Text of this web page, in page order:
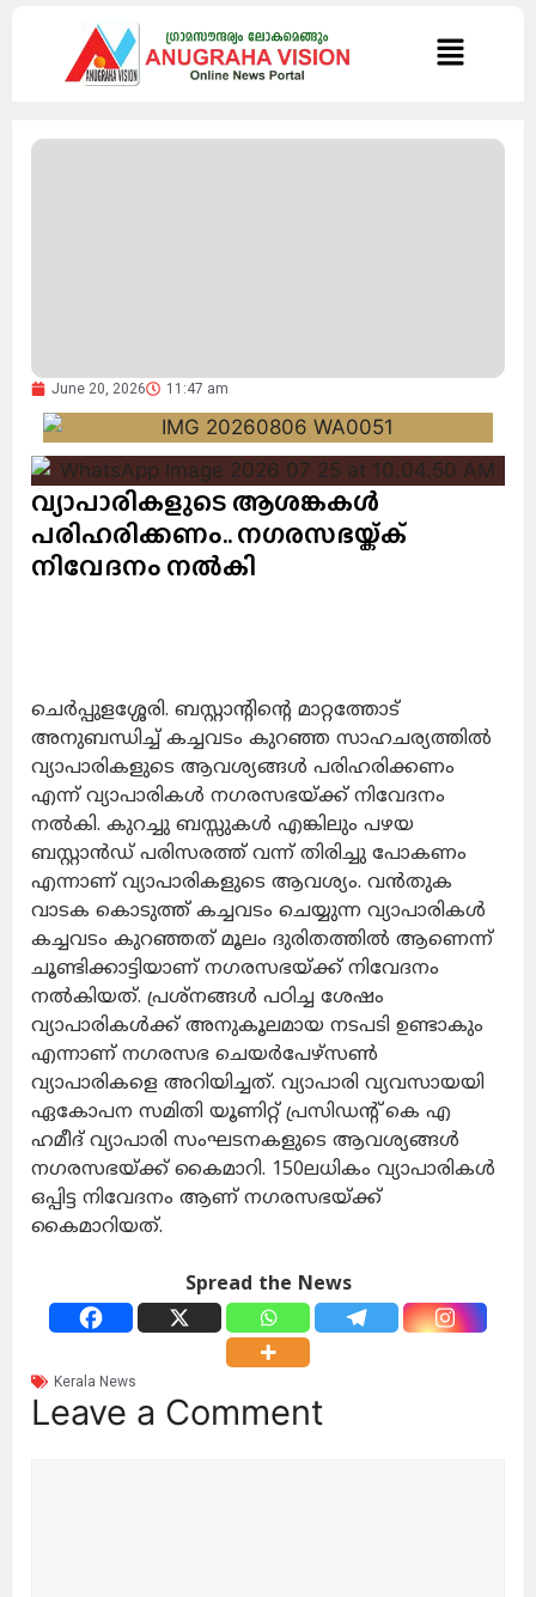
June 20, 2026 11:47 am
വ്യാപാരികളുടെ ആശങ്കകൾ
പരിഹരിക്കണം.. നഗരസഭയ്ക്ക്
നിവേദനം നൽകി
ചെർപ്പുളശ്ശേരി. ബസ്റ്റാന്റിന്റെ മാറ്റത്തോട്
അനുബന്ധിച്ച് കച്ചവടം കുറഞ്ഞ സാഹചര്യത്തിൽ
വ്യാപാരികളുടെ ആവശ്യങ്ങൾ പരിഹരിക്കണം
എന്ന് വ്യാപാരികൾ നഗരസഭയ്ക്ക് നിവേദനം
നൽകി. കുറച്ചു ബസ്സുകൾ എങ്കിലും പഴയ
ബസ്റ്റാൻഡ് പരിസരത്ത് വന്ന് തിരിച്ചു പോകണം
എന്നാണ് വ്യാപാരികളുടെ ആവശ്യം. വൻതുക
വാടക കൊടുത്ത് കച്ചവടം ചെയ്യുന്ന വ്യാപാരികൾ
കച്ചവടം കുറഞ്ഞത് മൂലം ദുരിതത്തിൽ ആണെന്ന്
ചൂണ്ടിക്കാട്ടിയാണ് നഗരസഭയ്ക്ക് നിവേദനം
നൽകിയത്. പ്രശ്നങ്ങൾ പഠിച്ച ശേഷം
വ്യാപാരികൾക്ക് അനുകൂലമായ നടപടി ഉണ്ടാകും
എന്നാണ് നഗരസഭ ചെയർപേഴ്സൺ
വ്യാപാരികളെ അറിയിച്ചത്. വ്യാപാരി വ്യവസായയി
ഏകോപന സമിതി യൂണിറ്റ് പ്രസിഡന്റ് കെ എ
ഹമീദ് വ്യാപാരി സംഘടനകളുടെ ആവശ്യങ്ങൾ
നഗരസഭയ്ക്ക് കൈമാറി. 150ലധികം വ്യാപാരികൾ
ഒപ്പിട്ട നിവേദനം ആണ് നഗരസഭയ്ക്ക്
കൈമാറിയത്.
Spread the News
Kerala News
Leave a Comment